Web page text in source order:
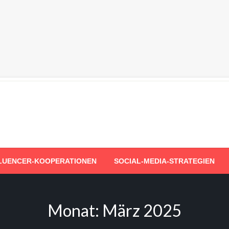
KOOPERATIONEN SOCIAL-MEDIA-STRATEGIEN
Monat: März 2025